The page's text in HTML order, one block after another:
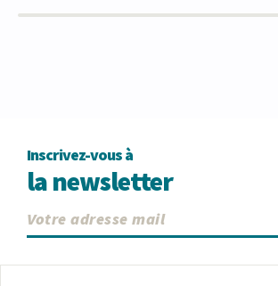
Inscrivez-vous à
la newsletter